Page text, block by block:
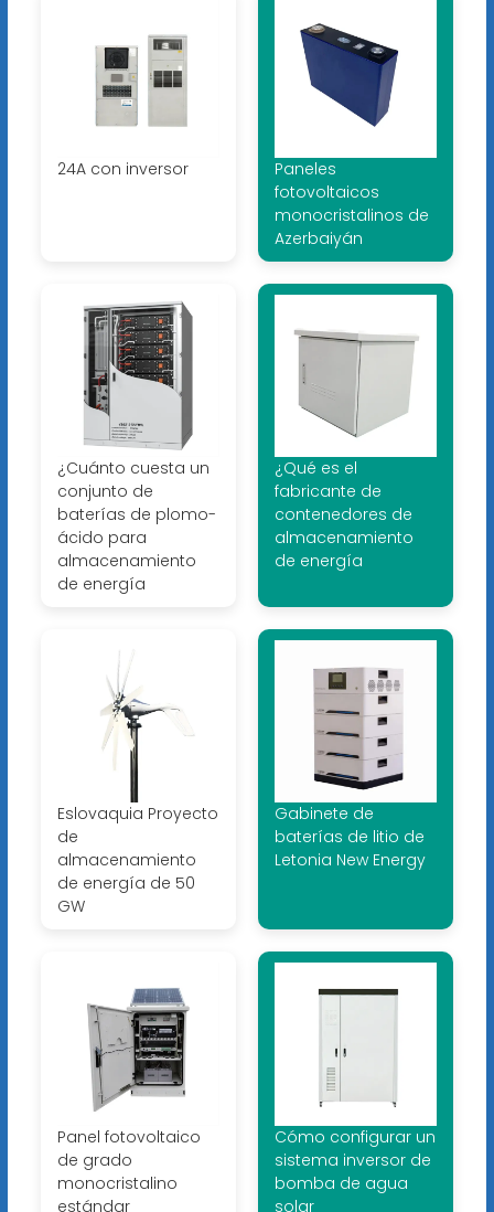
24A con inversor
Paneles
fotovoltaicos
monocristalinos de
Azerbaiyán
¿Cuánto cuesta un
conjunto de
baterías de plomo-
ácido para
almacenamiento
de energía
¿Qué es el
fabricante de
contenedores de
almacenamiento
de energía
Eslovaquia Proyecto
de
almacenamiento
de energía de 50
GW
Gabinete de
baterías de litio de
Letonia New Energy
Panel fotovoltaico
de grado
monocristalino
estándar
Cómo configurar un
sistema inversor de
bomba de agua
solar